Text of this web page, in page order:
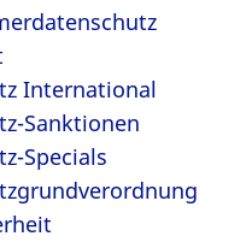
International
Sanktionen
Specials